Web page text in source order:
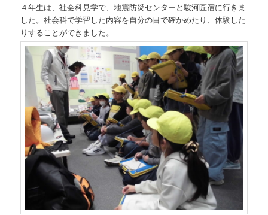
４年生は、社会科見学で、地震防災センターと駿河匠宿に行きま
した。社会科で学習した内容を自分の目で確かめたり、体験した
りすることができました。